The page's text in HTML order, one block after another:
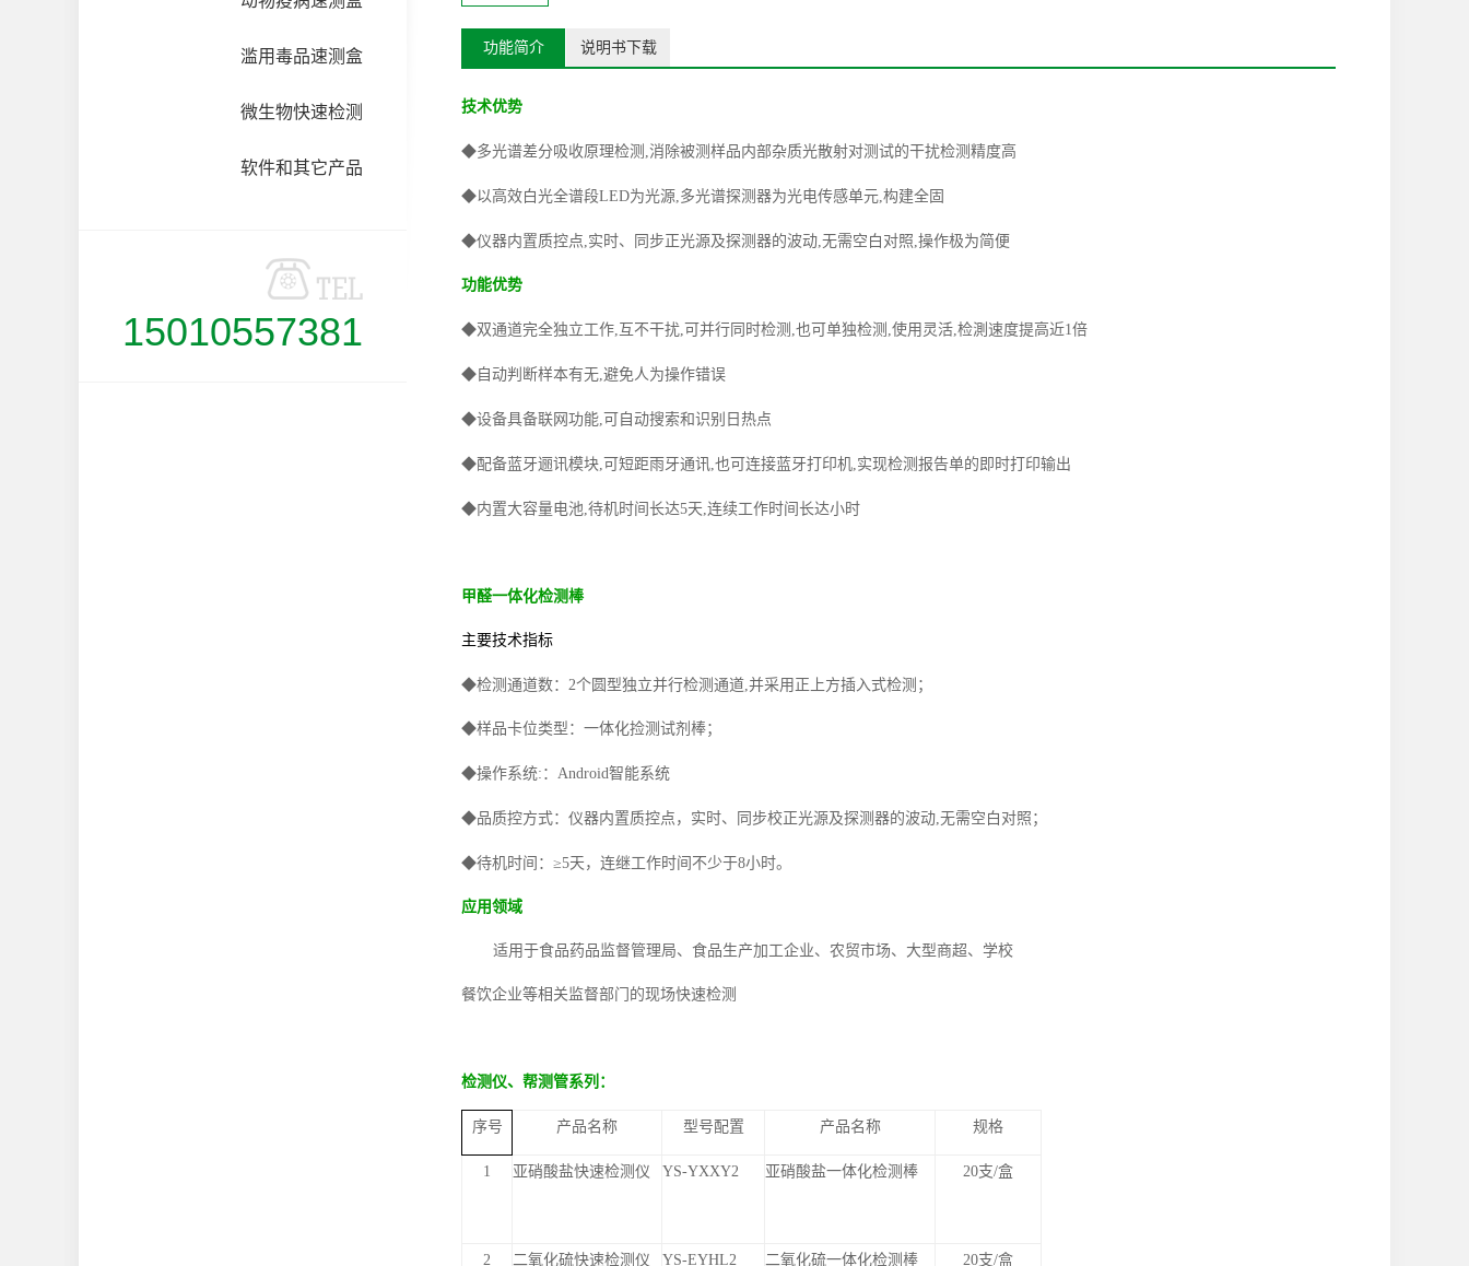
滥用毒品速测盒
微生物快速检测
软件和其它产品
15010557381
功能简介 说明书下载
技术优势
◆多光谱差分吸收原理检测 ,消除被测样品内部杂质光散射对测试的干扰检测精度高
◆以高效白光全谱段LED为光源,多光谱探测器为光电传感单元,构建全固
◆仪器内置质控点,实时、同步正光源及探测器的波动,无需空白对照,操作极为简便
功能优势
◆双通道完全独立工作, 互不干扰, 可并行同时检测 ,也可单独检测 ,使用灵活,检測速度提高近1倍
◆自动判断样本有无,避免人为操作错误
◆设备具备联网功能, 可自动搜索和识别日热点
◆配备蓝牙逦讯模块, 可短距雨牙通讯,也可连接蓝牙打印机,实现检测报告单的即时打印输出
◆内置大容量电池,待机时间长达5天,连续工作时间长达小时
甲醛一体化检测棒
主要技术指标
◆检测通道数： 2个圆型独立并行检测通道,并采用正上方插入式检测 ；
◆样品卡位类型 ： 一体化捡测试剂棒；
◆操作系统: ： Android智能系统
◆品质控方式： 仪器内置质控点 ， 实时、同步校正光源及探测器的波动,无需空白对照 ；
◆待机时间 ： ≥5天 ， 连继工作时间不少于8小时。
应用领域
适用于食品药品监督管理局、食品生产加工企业、农贸市场、大型商超、学校
餐饮企业等相关监督部门的现场快速检测
检测仪、帮测管系列：
序号 产品名称 型号配置 产品名称 规格
1 亚硝酸盐快速检测仪 YS-YXXY2 亚硝酸盐一体化检测棒 20支/盒
2 二氧化硫快速检测仪 YS-EYHL2 二氧化硫一体化检测棒 20支/盒